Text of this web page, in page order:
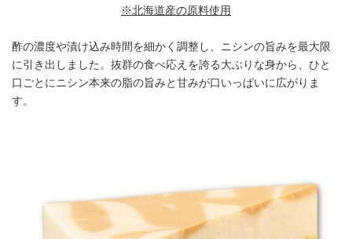
※北海道産の原料使用
酢の濃度や漬け込み時間を細かく調整し、ニシンの旨みを最大限
に引き出しました。抜群の食べ応えを誇る大ぶりな身から、ひと
口ごとにニシン本来の脂の旨みと甘みが口いっぱいに広がりま
す。